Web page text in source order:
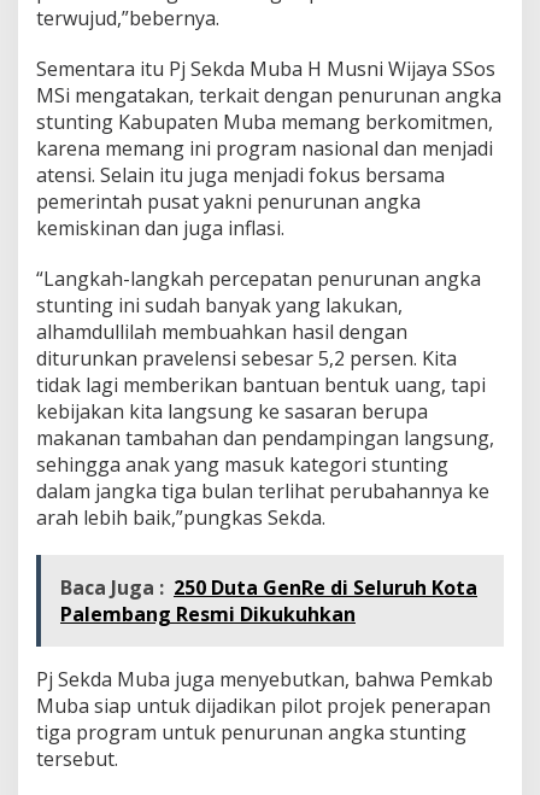
terwujud,”bebernya.
Sementara itu Pj Sekda Muba H Musni Wijaya SSos
MSi mengatakan, terkait dengan penurunan angka
stunting Kabupaten Muba memang berkomitmen,
karena memang ini program nasional dan menjadi
atensi. Selain itu juga menjadi fokus bersama
pemerintah pusat yakni penurunan angka
kemiskinan dan juga inflasi.
“Langkah-langkah percepatan penurunan angka
stunting ini sudah banyak yang lakukan,
alhamdullilah membuahkan hasil dengan
diturunkan pravelensi sebesar 5,2 persen. Kita
tidak lagi memberikan bantuan bentuk uang, tapi
kebijakan kita langsung ke sasaran berupa
makanan tambahan dan pendampingan langsung,
sehingga anak yang masuk kategori stunting
dalam jangka tiga bulan terlihat perubahannya ke
arah lebih baik,”pungkas Sekda.
Baca Juga : 250 Duta GenRe di Seluruh Kota
Palembang Resmi Dikukuhkan
Pj Sekda Muba juga menyebutkan, bahwa Pemkab
Muba siap untuk dijadikan pilot projek penerapan
tiga program untuk penurunan angka stunting
tersebut.